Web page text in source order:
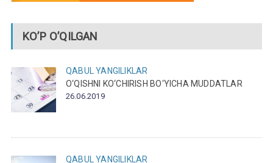
KO’P O’QILGAN
QABUL
YANGILIKLAR
O‘QISHNI KO‘CHIRISH BO‘YICHA MUDDATLAR
26.06.2019
QABUL
YANGILIKLAR